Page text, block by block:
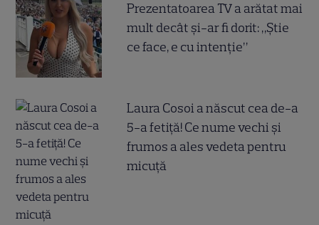
Prezentatoarea TV a arătat mai
mult decât și-ar fi dorit: „Știe
ce face, e cu intenție”
Laura Cosoi a născut cea de-a
5-a fetiță! Ce nume vechi și
frumos a ales vedeta pentru
micuță